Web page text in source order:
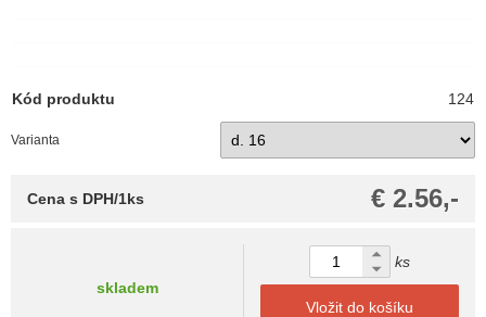
Kód produktu 124
Varianta
€ 2.56,-
Cena s DPH/1ks
skladem
ks
Vložit do košíku